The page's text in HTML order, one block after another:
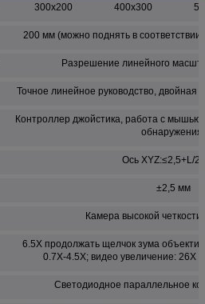
300х200 400х300
200 мм (можно поднять в соответствии
Разрешение линейного
Точное линейное руководство, двойная
Контроллер джойстика, работа с
обнаружения.
Ось XYZ:≤2,5+L/
±2,5 мм
Камера высокой
6.5X продолжать щелчок зума
0.7X-4.5X; видео увеличение: 26X
Светодиодное параллельное